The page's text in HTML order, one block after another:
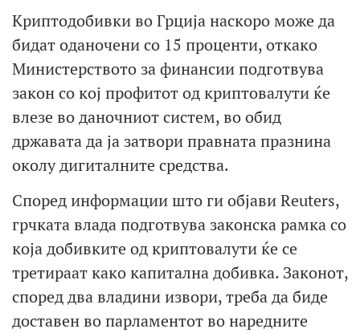
Криптодобивки во Грција наскоро може да
бидат оданочени со 15 проценти, откако
Министерството за финансии подготвува
закон со кој профитот од криптовалути ќе
влезе во даночниот систем, во обид
државата да ја затвори правната празнина
околу дигиталните средства.
Според информации што ги објави Reuters,
грчката влада подготвува законска рамка со
која добивките од криптовалути ќе се
третираат како капитална добивка. Законот,
според два владини извори, треба да биде
доставен во парламентот во наредните